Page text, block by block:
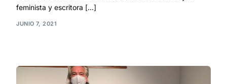
feminista y escritora […]
JUNIO 7, 2021